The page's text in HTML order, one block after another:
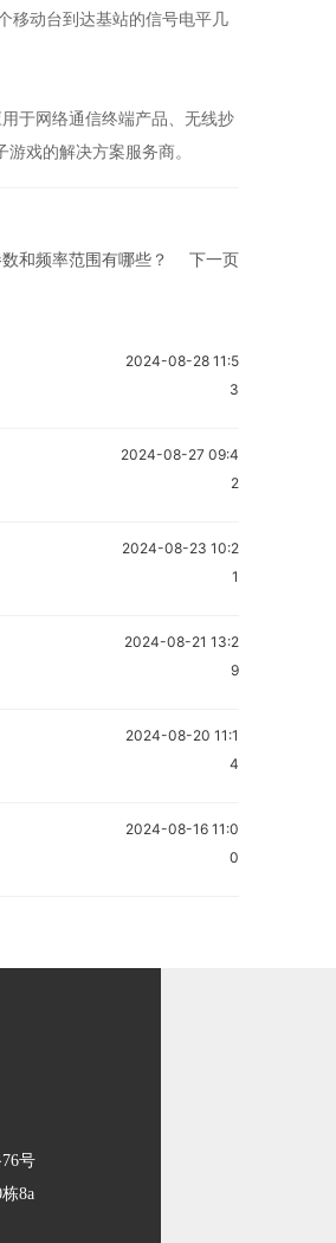
移动台到达基站的信号电平几
于网络通信终端产品、无线抄
戏的解决方案服务商。
和频率范围有哪些？ 下一页
2024-08-28 11:5
3
2024-08-27 09:4
2
2024-08-23 10:2
1
2024-08-21 13:2
9
2024-08-20 11:1
4
2024-08-16 11:0
0
号
8a